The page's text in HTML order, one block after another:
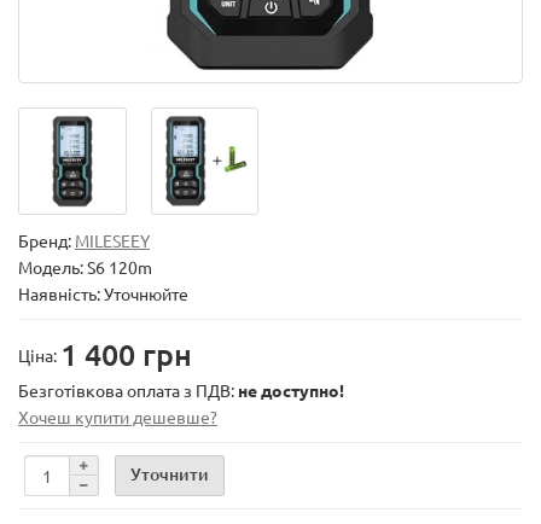
Бренд: MILESEEY
Модель:S6 120m
Наявність: Уточнюйте
Ціна: 1 400 грн
Безготівкова оплата з ПДВ: не доступно!
Хочеш купити дешевше?
Уточнити